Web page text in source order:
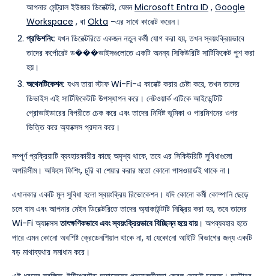
আপনার সেন্ট্রাল ইউজার ডিরেক্টরি, যেমনMicrosoft Entra ID , Google
Workspace , বা Okta -এর সাথে কানেক্ট করেন।
প্রভিশনিং: যখন ডিরেক্টরিতে একজন নতুন কর্মী যোগ করা হয়, তখন স্বয়ংক্রিয়ভাবে
তাদের কর্পোরেট ড���ভাইসগুলোতে একটি অনন্য সিকিউরিটি সার্টিফিকেট পুশ করা
হয়।
অথেনটিকেশন: যখন তারা স্টাফ Wi-Fi-এ কানেক্ট করার চেষ্টা করে, তখন তাদের
ডিভাইস এই সার্টিফিকেটটি উপস্থাপন করে। নেটওয়ার্ক এটিকে আইডেন্টিটি
প্রোভাইডারের বিপরীতে চেক করে এবং তাদের নির্দিষ্ট ভূমিকা ও পারমিশনের ওপর
ভিত্তি করে অ্যাক্সেস প্রদান করে।
সম্পূর্ণ প্রক্রিয়াটি ব্যবহারকারীর কাছে অদৃশ্য থাকে, তবে এর সিকিউরিটি সুবিধাগুলো
অপরিসীম। অফিসে ফিশিং, চুরি বা শেয়ার করার মতো কোনো পাসওয়ার্ডই থাকে না।
এখানকার একটি মূল সুবিধা হলো স্বয়ংক্রিয় রিভোকেশন। যদি কোনো কর্মী কোম্পানি ছেড়ে
চলে যান এবং আপনার মেইন ডিরেক্টরিতে তাদের অ্যাকাউন্টটি নিষ্ক্রিয় করা হয়, তবে তাদের
Wi-Fi অ্যাক্সেসতাৎক্ষণিকভাবে এবং স্বয়ংক্রিয়ভাবে বিচ্ছিন্ন হয়ে যায়। অপব্যবহার হতে
পারে এমন কোনো অবশিষ্ট ক্রেডেনশিয়াল থাকে না, যা যেকোনো আইটি বিভাগের জন্য একটি
বড় মাথাব্যথার সমাধান করে।